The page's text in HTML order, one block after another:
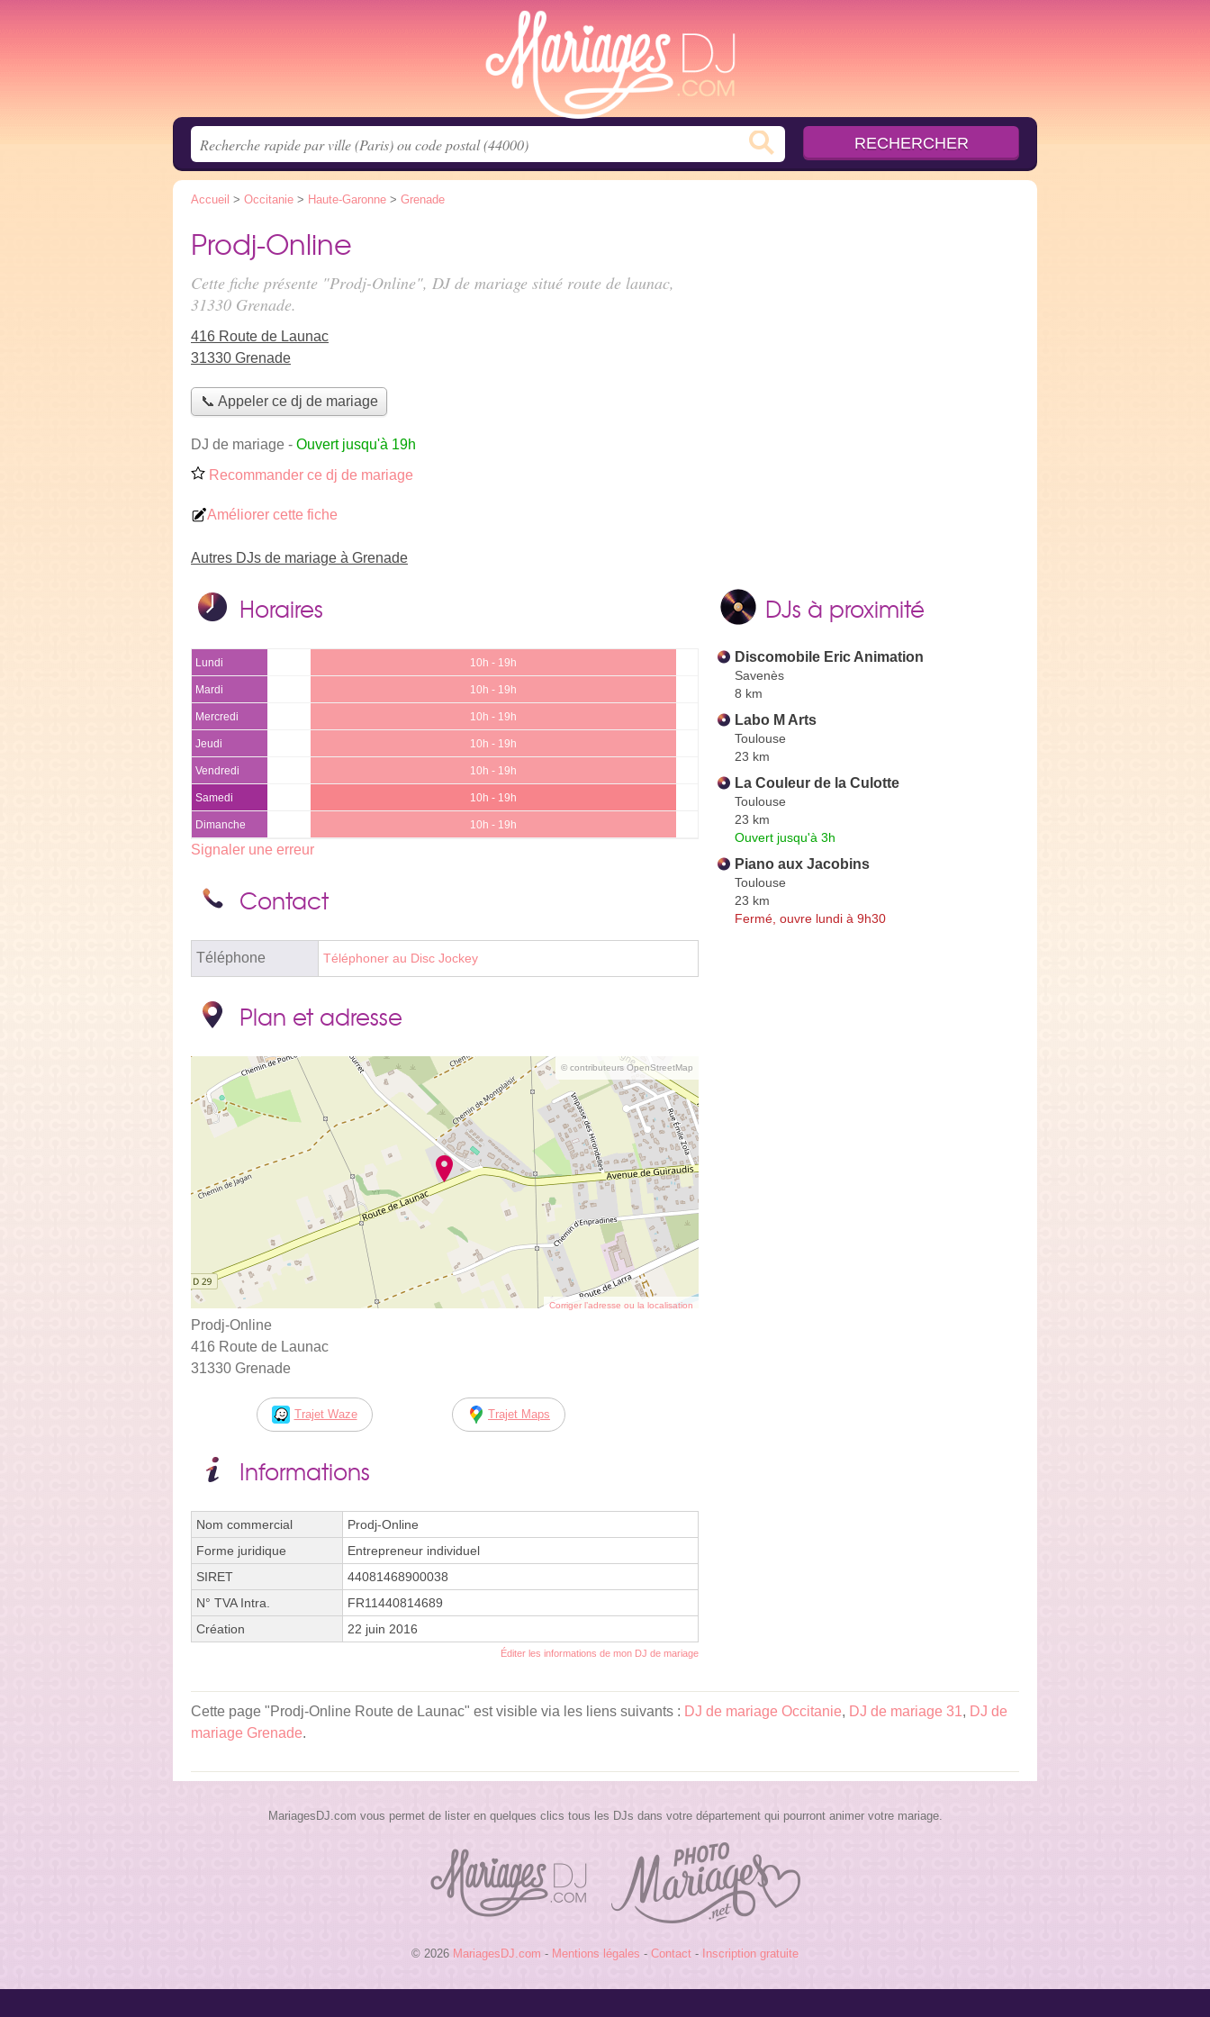
Accueil > Occitanie > Haute-Garonne > Grenade
Prodj-Online
Cette fiche présente "Prodj-Online", DJ de mariage situé route de launac,
31330 Grenade.
416 Route de Launac
31330 Grenade
📞 Appeler ce dj de mariage
DJ de mariage - Ouvert jusqu'à 19h
Recommander ce dj de mariage
Améliorer cette fiche
Autres DJs de mariage à Grenade
Horaires
Lundi 10h - 19h
Mardi 10h - 19h
Mercredi 10h - 19h
Jeudi 10h - 19h
Vendredi 10h - 19h
Samedi 10h - 19h
Dimanche 10h - 19h
Signaler une erreur
Contact
Téléphone Téléphoner au Disc Jockey
Plan et adresse
© contributeurs OpenStreetMap
Corriger l’adresse ou la localisation
Prodj-Online
416 Route de Launac
31330 Grenade
Trajet Waze Trajet Maps
Informations
Nom commercial
Prodj-Online
Forme juridique
Entrepreneur individuel
SIRET
44081468900038
N° TVA Intra.
FR11440814689
Création
22 juin 2016
Éditer les informations de mon DJ de mariage
DJs à proximité
Discomobile Eric Animation
Savenès
8 km
Labo M Arts
Toulouse
23 km
La Couleur de la Culotte
Toulouse
23 km
Ouvert jusqu'à 3h
Piano aux Jacobins
Toulouse
23 km
Fermé, ouvre lundi à 9h30
Cette page "Prodj-Online Route de Launac" est visible via les liens suivants : DJ de mariage Occitanie, DJ de mariage 31, DJ de
mariage Grenade.
MariagesDJ.com vous permet de lister en quelques clics tous les DJs dans votre département qui pourront animer votre mariage.
© 2026 MariagesDJ.com - Mentions légales - Contact - Inscription gratuite